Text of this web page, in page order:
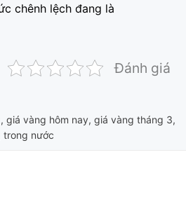
chênh lệch đang là
Đánh giá
, giá vàng hôm nay, giá vàng tháng 3,
trong nước